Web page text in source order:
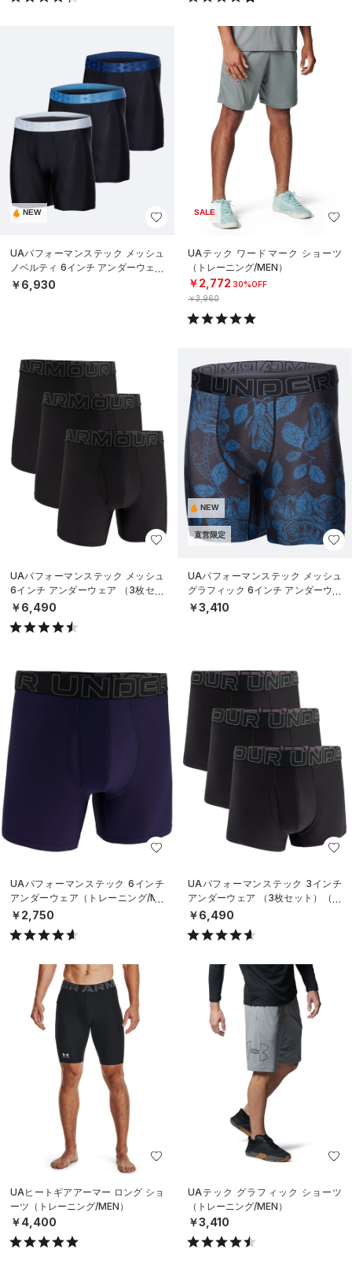
NEW
UAパフォーマンステック メッシュ
ノベルティ 6インチ アンダーウェア
（3枚セット）（トレーニング/ME
￥6,930
SALE
UAテック ワードマーク ショーツ
（トレーニング/MEN）
￥2,772 30%OFF
￥3,960
UAパフォーマンステック メッシュ
6インチ アンダーウェア （3枚セッ
ト）（トレーニング/MEN）
￥6,490
NEW
直営限定
UAパフォーマンステック メッシュ
グラフィック 6インチ アンダーウェ
ア（トレーニング/MEN）
￥3,410
UAパフォーマンステック 6インチ
アンダーウェア（トレーニング/ME
N）
￥2,750
UAパフォーマンステック 3インチ
アンダーウェア （3枚セット）（ト
レーニング/MEN）
￥6,490
UAヒートギアアーマー ロング ショ
ーツ（トレーニング/MEN）
￥4,400
UAテック グラフィック ショーツ
（トレーニング/MEN）
￥3,410